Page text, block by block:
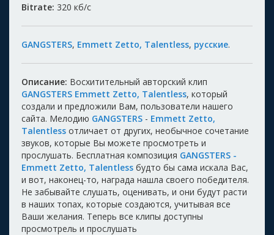
Bitrate: 320 кб/с
GANGSTERS, Emmett Zetto, Talentless, русские.
Описание: Восхитительный авторский клип
GANGSTERS Emmett Zetto, Talentless, который
создали и предложили Вам, пользователи нашего
сайта. Мелодию GANGSTERS - Emmett Zetto,
Talentless отличает от других, необычное сочетание
звуков, которые Вы можете просмотреть и
прослушать. Бесплатная композиция GANGSTERS -
Emmett Zetto, Talentless будто бы сама искала Вас,
и вот, наконец-то, награда нашла своего победителя.
Не забывайте слушать, оценивать, и они будут расти
в наших топах, которые создаются, учитывая все
Ваши желания. Теперь все клипы доступны
просмотрель и прослушать